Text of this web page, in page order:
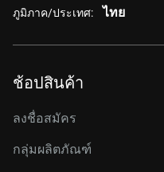
ภูมิภาค/ประเทศ: ไทย
ช้อปสินค้า
ลงชื่อสมัคร
กลุ่มผลิตภัณฑ์